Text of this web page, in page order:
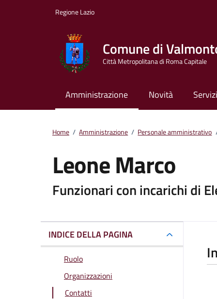
Regione Lazio
Comune di
Città Metropolitana di Roma Capitale
Amministrazione Novità
Home / Amministrazione / Personale amministrativo
Leone Marco
Dettagli della
Funzionari con incarichi di
INDICE DELLA PAGINA
Ruolo
Organizzazioni
Contatti